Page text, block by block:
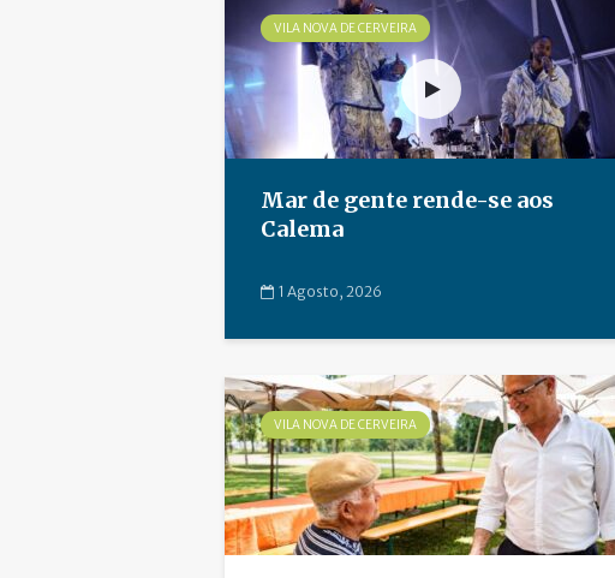
VILA NOVA DE CERVEIRA
Mar de gente rende-se aos
Calema
1 Agosto, 2026
VILA NOVA DE CERVEIRA